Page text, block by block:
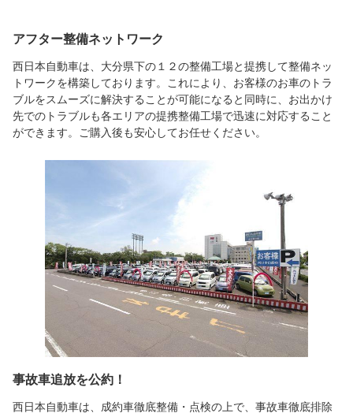
アフター整備ネットワーク
西日本自動車は、大分県下の１２の整備工場と提携して整備ネッ
トワークを構築しております。これにより、お客様のお車のトラ
ブルをスムーズに解決することが可能になると同時に、お出かけ
先でのトラブルも各エリアの提携整備工場で迅速に対応すること
ができます。ご購入後も安心してお任せください。
事故車追放を公約！
西日本自動車は、成約車徹底整備・点検の上で、事故車徹底排除